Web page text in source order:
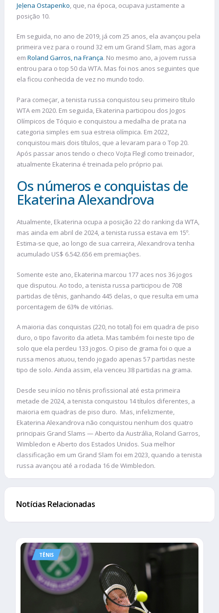
Jeļena Ostapenko, que, na época, ocupava justamente a
posição 10.
Em seguida, no ano de 2019, já com 25 anos, ela avançou pela
primeira vez para o round 32 em um Grand Slam, mas agora
em Roland Garros, na França. No mesmo ano, a jovem russa
entrou para o top 50 da WTA. Mas foi nos anos seguintes que
ela ficou conhecida de vez no mundo todo.
Para começar, a tenista russa conquistou seu primeiro título
WTA em 2020. Em seguida, Ekaterina participou dos Jogos
Olímpicos de Tóquio e conquistou a medalha de prata na
categoria simples em sua estreia olímpica. Em 2022,
conquistou mais dois títulos, que a levaram para o Top 20.
Após passar anos tendo o checo Vojta Flegl como treinador,
atualmente Ekaterina é treinada pelo próprio pai.
Os números e conquistas de
Ekaterina Alexandrova
Atualmente, Ekaterina ocupa a posição 22 do ranking da WTA,
mas ainda em abril de 2024, a tenista russa estava em 15º.
Estima-se que, ao longo de sua carreira, Alexandrova tenha
acumulado US$ 6.542.656 em premiações.
Somente este ano, Ekaterina marcou 177 aces nos 36 jogos
que disputou. Ao todo, a tenista russa participou de 708
partidas de tênis, ganhando 445 delas, o que resulta em uma
porcentagem de 63% de vitórias.
A maioria das conquistas (220, no total) foi em quadra de piso
duro, o tipo favorito da atleta. Mas também foi neste tipo de
solo que ela perdeu 133 jogos. O piso de grama foi o que a
russa menos atuou, tendo jogado apenas 57 partidas neste
tipo de solo. Ainda assim, ela venceu 38 partidas na grama.
Desde seu início no tênis profissional até esta primeira
metade de 2024, a tenista conquistou 14 títulos diferentes, a
maioria em quadras de piso duro. Mas, infelizmente,
Ekaterina Alexandrova não conquistou nenhum dos quatro
principais Grand Slams — Aberto da Austrália, Roland Garros,
Wimbledon e Aberto dos Estados Unidos. Sua melhor
classificação em um Grand Slam foi em 2023, quando a tenista
russa avançou até a rodada 16 de Wimbledon.
Notícias Relacionadas
TÊNIS